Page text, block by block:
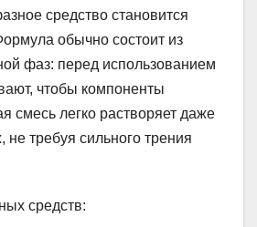
средство становится
обычно состоит из
фаз: перед использованием
чтобы компоненты
смесь легко растворяет даже
требуя сильного трения
средств: